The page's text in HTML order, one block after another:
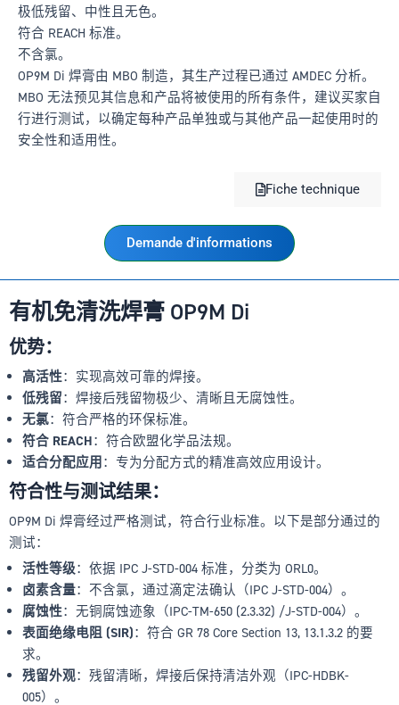
极低残留、中性且无色。
符合 REACH 标准。
不含氯。
OP9M Di 焊膏由 MBO 制造，其生产过程已通过 AMDEC 分析。
MBO 无法预见其信息和产品将被使用的所有条件，建议买家自
行进行测试，以确定每种产品单独或与其他产品一起使用时的
安全性和适用性。
Fiche technique
Demande d'informations
有机免清洗焊膏 OP9M Di
优势：
高活性：实现高效可靠的焊接。
低残留：焊接后残留物极少、清晰且无腐蚀性。
无氯：符合严格的环保标准。
符合 REACH：符合欧盟化学品法规。
适合分配应用 ：专为分配方式的精准高效应用设计。
符合性与测试结果：
OP9M Di 焊膏经过严格测试，符合行业标准。以下是部分通过的
测试：
活性等级：依据 IPC J-STD-004 标准，分类为 ORL0。
卤素含量：不含氯，通过滴定法确认（IPC J-STD-004）。
腐蚀性：无铜腐蚀迹象（IPC-TM-650 (2.3.32) /J-STD-004）。
表面绝缘电阻 (SIR)：符合 GR 78 Core Section 13, 13.1.3.2 的要
求。
残留外观：残留清晰，焊接后保持清洁外观（IPC-HDBK-
005）。